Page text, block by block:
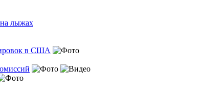
на лыжах
в США